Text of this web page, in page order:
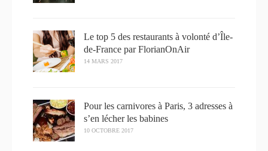
Le top 5 des restaurants à volonté d’Île-
de-France par FlorianOnAir
14 MARS 2017
Pour les carnivores à Paris, 3 adresses à
s’en lécher les babines
10 OCTOBRE 2017